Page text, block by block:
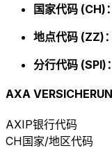
国家代码 (CH)：
地点代码 (ZZ)：
分行代码 (SPI)：
AXA
AXIP银行代码
CH国家/地区代码